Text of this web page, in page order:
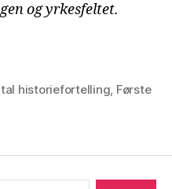
og yrkesfeltet.
historiefortelling Første